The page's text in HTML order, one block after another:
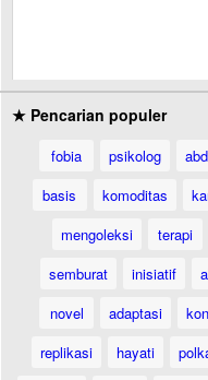
★ Pencarian populer
fobia psikolog
basis
komoditas
mengoleksi
terapi
semburat
inisiatif
novel
adaptasi
replikasi
hayati